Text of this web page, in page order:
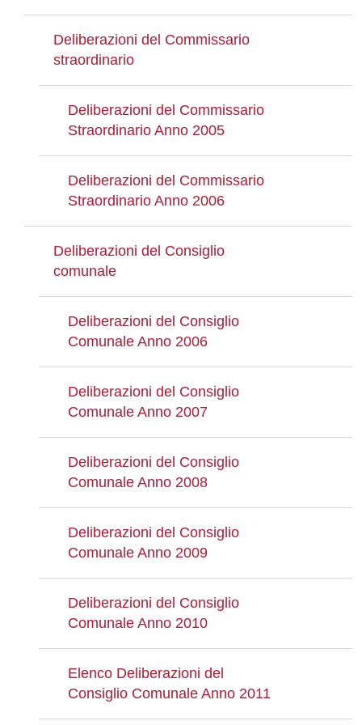
Deliberazioni del Commissario
straordinario
Deliberazioni del Commissario
Straordinario Anno 2005
Deliberazioni del Commissario
Straordinario Anno 2006
Deliberazioni del Consiglio
comunale
Deliberazioni del Consiglio
Comunale Anno 2006
Deliberazioni del Consiglio
Comunale Anno 2007
Deliberazioni del Consiglio
Comunale Anno 2008
Deliberazioni del Consiglio
Comunale Anno 2009
Deliberazioni del Consiglio
Comunale Anno 2010
Elenco Deliberazioni del
Consiglio Comunale Anno 2011